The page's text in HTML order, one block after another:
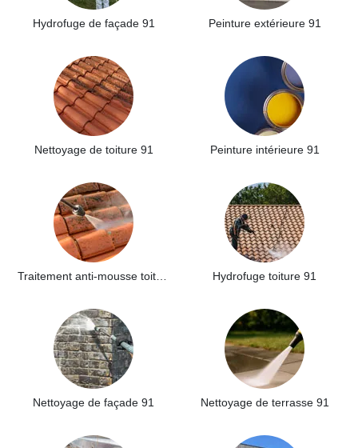
Hydrofuge de façade 91 Peinture extérieure 91
Nettoyage de toiture 91 Peinture intérieure 91
Hydrofuge toiture 91
Nettoyage de façade 91 Nettoyage de terrasse 91